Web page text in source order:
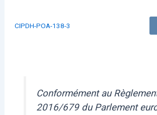
CIPDH-POA-138-3
Conformément au
2016/679 du Parlement